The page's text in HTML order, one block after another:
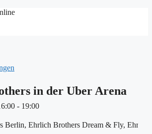
in der Uber Arena
- 19:00